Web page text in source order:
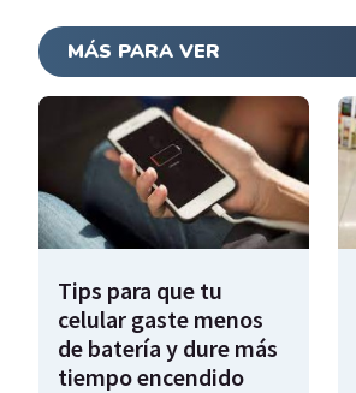
MÁS PARA VER
Tips para que tu
celular gaste menos
de batería y dure más
tiempo encendido